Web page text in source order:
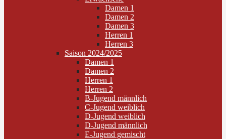
Damen 1
Damen 2
Damen 3
Herren 1
Herren 3
Saison 2024/2025
Damen 1
Damen 2
Herren 1
Herren 2
B-Jugend männlich
C-Jugend weiblich
D-Jugend weiblich
D-Jugend männlich
E-Jugend gemischt